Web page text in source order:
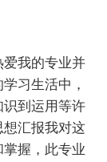
我的专业并
习生活中，
到运用等许
汇报我对这
握，此专业